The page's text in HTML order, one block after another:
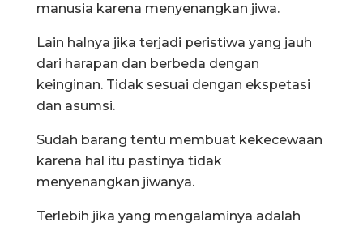
manusia karena menyenangkan jiwa.
Lain halnya jika terjadi peristiwa yang jauh
dari harapan dan berbeda dengan
keinginan. Tidak sesuai dengan ekspetasi
dan asumsi.
Sudah barang tentu membuat kekecewaan
karena hal itu pastinya tidak
menyenangkan jiwanya.
Terlebih jika yang mengalaminya adalah